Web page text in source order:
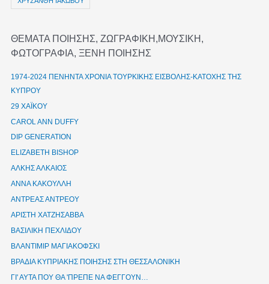
ΘΕΜΑΤΑ ΠΟΙΗΣΗΣ, ΖΩΓΡΑΦΙΚΗ,ΜΟΥΣΙΚΗ,
ΦΩΤΟΓΡΑΦΙΑ, ΞΕΝΗ ΠΟΙΗΣΗΣ
1974-2024 ΠΕΝΗΝΤΑ ΧΡΟΝΙΑ ΤΟΥΡΚΙΚΗΣ ΕΙΣΒΟΛΗΣ-ΚΑΤΟΧΗΣ ΤΗΣ
ΚΥΠΡΟΥ
29 ΧΑΪΚΟΥ
CAROL ANN DUFFY
DIP GENERATION
ELIZABETH BISHOP
ΑΛΚΗΣ ΑΛΚΑΙΟΣ
ΑΝΝΑ ΚΑΚΟΥΛΛΗ
ΑΝΤΡΕΑΣ ΑΝΤΡΕΟΥ
ΑΡΙΣΤΗ ΧΑΤΖΗΣΑΒΒΑ
ΒΑΣΙΛΙΚΗ ΠΕΧΛΙΔΟΥ
ΒΛΑΝΤΙΜΙΡ ΜΑΓΙΑΚΟΦΣΚΙ
ΒΡΑΔΙΑ ΚΥΠΡΙΑΚΗΣ ΠΟΙΗΣΗΣ ΣΤΗ ΘΕΣΣΑΛΟΝΙΚΗ
ΓΙ' ΑΥΤΑ ΠΟΥ ΘΑ 'ΠΡΕΠΕ ΝΑ ΦΕΓΓΟΥΝ…